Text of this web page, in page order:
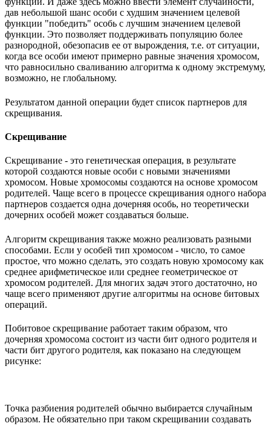
дав небольшой шанс особи с худшим значением целевой
функции "победить" особь с лучшим значением целевой
функции. Это позволяет поддерживать популяцию более
разнородной, обезопасив ее от вырождения, т.е. от ситуации,
когда все особи имеют примерно равные значения хромосом,
что равносильно сваливанию алгоритма к одному экстремуму,
возможно, не глобальному.
Результатом данной операции будет список партнеров для
скрещивания.
Скрещивание
Скрещивание - это генетическая операция, в результате
которой создаются новые особи с новыми значениями
хромосом. Новые хромосомы создаются на основе хромосом
родителей. Чаще всего в процессе скрещивания одного набора
партнеров создается одна дочерняя особь, но теоретически
дочерних особей может создаваться больше.
Алгоритм скрещивания также можно реализовать разными
способами. Если у особей тип хромосом - число, то самое
простое, что можно сделать, это создать новую хромосому как
среднее арифметическое или среднее геометрическое от
хромосом родителей. Для многих задач этого достаточно, но
чаще всего применяют другие алгоритмы на основе битовых
операций.
Побитовое скрещивание работает таким образом, что
дочерняя хромосома состоит из части бит одного родителя и
части бит другого родителя, как показано на следующем
рисунке:
Точка разбиения родителей обычно выбирается случайным
образом. Не обязательно при таком скрещивании создавать